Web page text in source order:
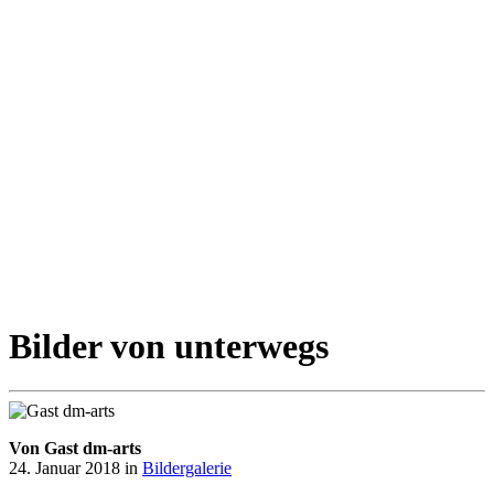
Bilder von unterwegs
Von Gast dm-arts
24. Januar 2018 in Bildergalerie